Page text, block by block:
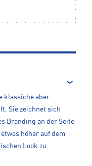
klassiche aber
Sie zeichnet sich
Branding an der Seite
höher auf dem
Look zu